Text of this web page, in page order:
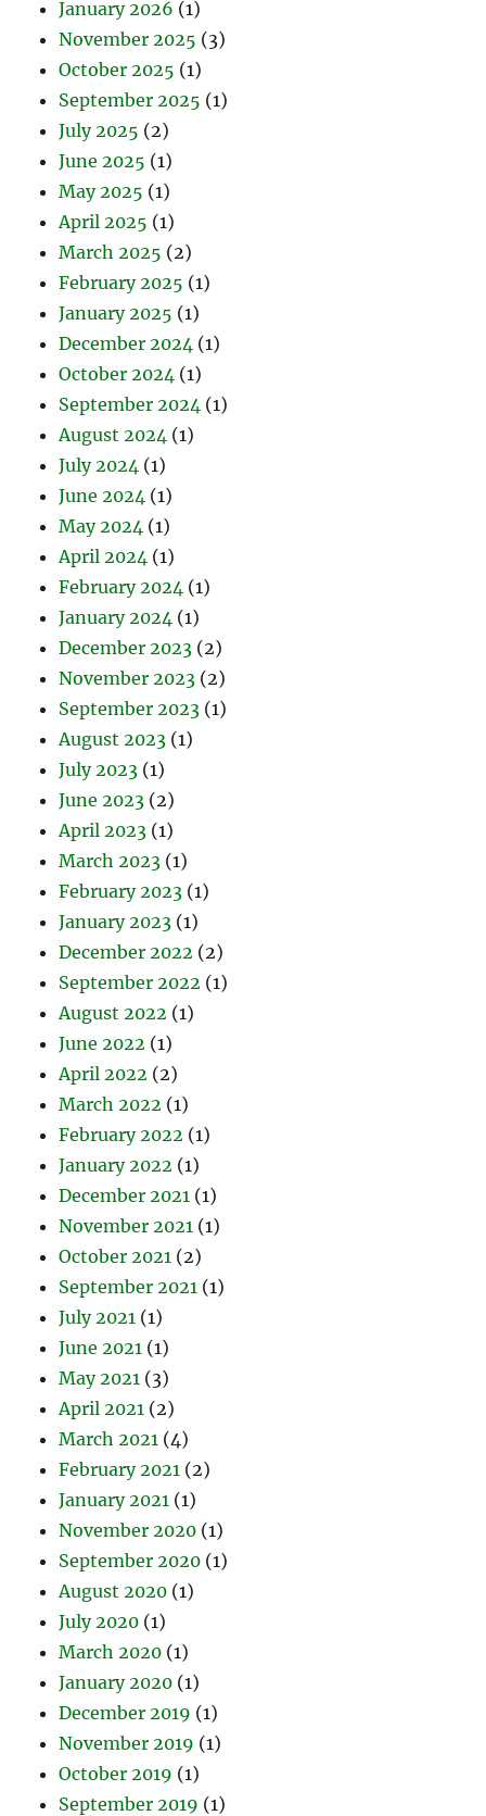
January 2026 (1)
November 2025 (3)
October 2025 (1)
September 2025 (1)
July 2025 (2)
June 2025 (1)
May 2025 (1)
April 2025 (1)
March 2025 (2)
February 2025 (1)
January 2025 (1)
December 2024 (1)
October 2024 (1)
September 2024 (1)
August 2024 (1)
July 2024 (1)
June 2024 (1)
May 2024 (1)
April 2024 (1)
February 2024 (1)
January 2024 (1)
December 2023 (2)
November 2023 (2)
September 2023 (1)
August 2023 (1)
July 2023 (1)
June 2023 (2)
April 2023 (1)
March 2023 (1)
February 2023 (1)
January 2023 (1)
December 2022 (2)
September 2022 (1)
August 2022 (1)
June 2022 (1)
April 2022 (2)
March 2022 (1)
February 2022 (1)
January 2022 (1)
December 2021 (1)
November 2021 (1)
October 2021 (2)
September 2021 (1)
July 2021 (1)
June 2021 (1)
May 2021 (3)
April 2021 (2)
March 2021 (4)
February 2021 (2)
January 2021 (1)
November 2020 (1)
September 2020 (1)
August 2020 (1)
July 2020 (1)
March 2020 (1)
January 2020 (1)
December 2019 (1)
November 2019 (1)
October 2019 (1)
September 2019 (1)